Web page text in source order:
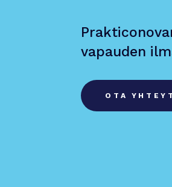
vapauden
OTA